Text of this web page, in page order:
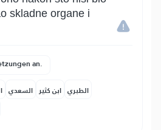
skladne organe i
an.
السعدي ابن كثير الطبري